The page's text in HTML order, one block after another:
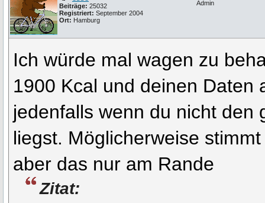
Beiträge: 25032
Registriert: September 2004
Ort: Hamburg
Admin
Ich würde mal wagen zu
1900 Kcal und deinen Daten
jedenfalls wenn du nicht den
liegst. Möglicherweise
aber das nur am Rande
Zitat: